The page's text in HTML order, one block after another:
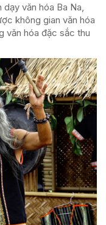
văn hóa Ba Na,
không gian văn hóa
văn hóa đặc sắc thu